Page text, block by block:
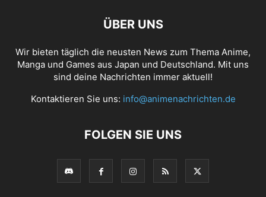
ÜBER UNS
Wir bieten täglich die neusten News zum Thema Anime,
Manga und Games aus Japan und Deutschland. Mit uns
sind deine Nachrichten immer aktuell!
Kontaktieren Sie uns: info@animenachrichten.de
FOLGEN SIE UNS